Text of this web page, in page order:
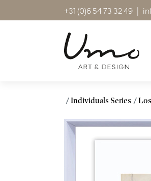
+31 (0)6 54 73 32 49 |
Individuals Series